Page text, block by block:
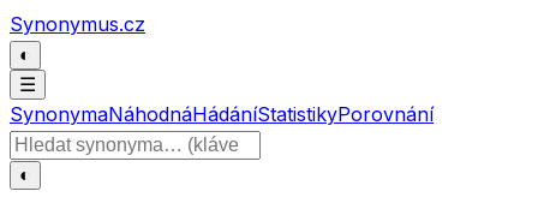
Přeskočit na obsah
Synonymus.cz
◐
☰
SynonymaNáhodnáHádáníStatistikyPorovnání
Hledat slovo
◐